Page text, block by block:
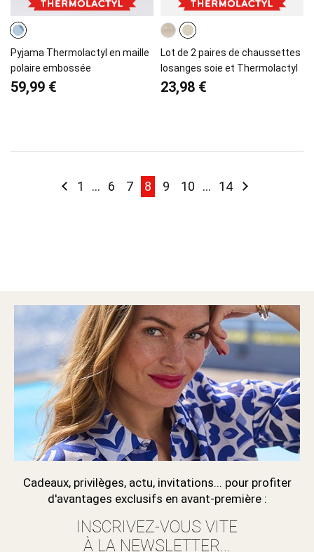
Pyjama Thermolactyl en maille
polaire embossée
59,99 €
Lot de 2 paires de chaussettes
losanges soie et Thermolactyl
23,98 €
PagePage
Précédent
Page
1 ... Page
6 Page
7 You're currently reading page
8 Page
9 Page
10 ... Page
14 Page
Suivant
Cadeaux, privilèges, actu, invitations... pour profiter
d'avantages exclusifs en avant-première :
INSCRIVEZ-VOUS VITE
À LA NEWSLETTER...